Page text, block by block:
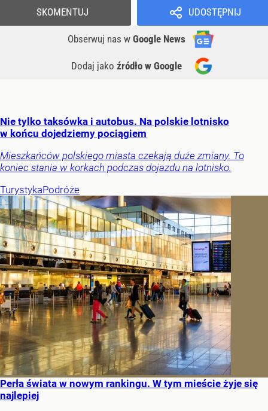
UDOSTĘPNIJ
Obserwuj nas w Google News
Dodaj jako źródło w Google
SKOMENTUJ
Nie tylko taksówka i autobus. Na polskie lotnisko
w końcu dojedziemy pociągiem
Mieszkańców polskiego miasta czekają duże zmiany. To
koniec stania w korkach podczas dojazdu na lotnisko.
TurystykaPodróże
Perła świata w nowym rankingu. W tym mieście żyje się
najlepiej